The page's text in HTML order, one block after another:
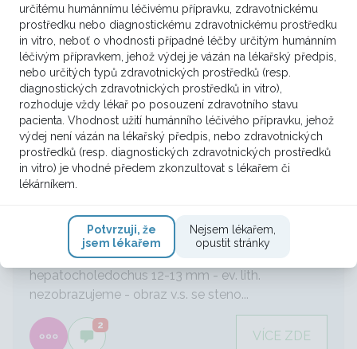
2
VÍCE ZDE
Onkolog, Urolog
Adjuvantní léčba karcinomu
žlučovodu
1. 8. 2024 16:47
krátkou anamnézou obtíží, 7/24 bezbolestný
ikterus, 4.7.24 CT - Žlučník s norm. nálezem, IH
žlučové cesty lehce rozšířeny -
hepatocholedochus 12-13 mm - ev. lith.
nezobrazujeme - obraz v.s. se steno...
2
VÍCE ZDE
určitému humánnímu léčivému přípravku, zdravotnickému
prostředku nebo diagnostickému zdravotnickému prostředku
in vitro, neboť o vhodnosti případné léčby určitým humánním
léčivým přípravkem, jehož výdej je vázán na lékařský předpis,
nebo určitých typů zdravotnických prostředků (resp.
diagnostických zdravotnických prostředků in vitro),
rozhoduje vždy lékař po posouzení zdravotního stavu
pacienta. Vhodnost užití humánního léčivého přípravku, jehož
výdej není vázán na lékařský předpis, nebo zdravotnických
prostředků (resp. diagnostických zdravotnických prostředků
in vitro) je vhodné předem zkonzultovat s lékařem či
lékárníkem.
Potvrzuji, že
jsem lékařem
Nejsem lékařem,
opustit stránky